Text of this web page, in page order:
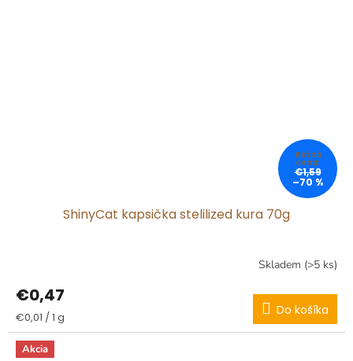
€1,59
–70 %
ShinyCat kapsička stelilized kura 70g
Skladem (>5 ks)
€0,47
Jednotková
cena:
€0,01 / 1 g Do košíka
Akcia